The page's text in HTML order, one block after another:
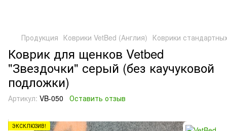
Продукция Коврики VetBed (Англия) Коврики
Коврик для щенков Vetbed
"Звездочки" серый (без каучуковой
подложки)
Артикул: VB-050 Оставить отзыв
ЭКСКЛЮЗИВ!